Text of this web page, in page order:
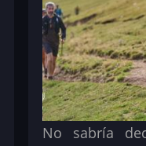
No sabría